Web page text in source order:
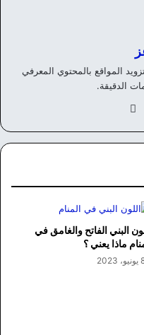
المواقع بالمحتوي المعرفي
الدقيقة.
‫X
ام
البني الفاتح والغامق في
ماذا يعني ؟
2023